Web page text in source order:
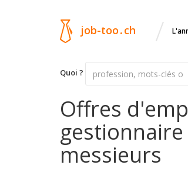
job-too.ch /
Quoi ?
Offres
messieurs